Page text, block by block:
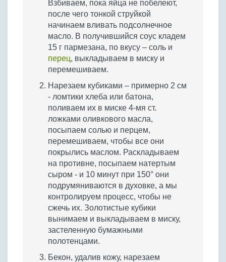
Взбиваем, пока яйца не побелеют,
после чего тонкой струйкой
начинаем вливать подсолнечное
масло. В получившийся соус кладем
15 г пармезана, по вкусу – соль и
перец, выкладываем в миску и
перемешиваем.
Нарезаем кубиками – примерно 2 см
- ломтики хлеба или батона,
поливаем их в миске 4-мя ст.
ложками оливкового масла,
посыпаем солью и перцем,
перемешиваем, чтобы все они
покрылись маслом. Раскладываем
на противне, посыпаем натертым
сыром - и 10 минут при 150° они
подрумяниваются в духовке, а мы
контролируем процесс, чтобы не
сжечь их. Золотистые кубики
вынимаем и выкладываем в миску,
застеленную бумажными
полотенцами.
Бекон, удалив кожу, нарезаем